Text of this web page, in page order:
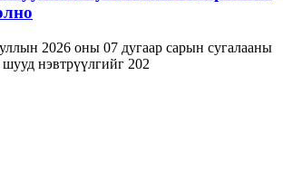
2026 оны 07 дугаар сарын сугалааны
шууд нэвтрүүлгийг 202